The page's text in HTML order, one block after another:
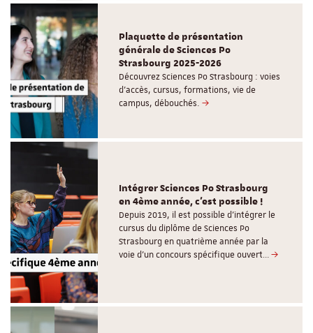
Plaquette de présentation
générale de Sciences Po
Strasbourg 2025-2026
Découvrez Sciences Po Strasbourg : voies
d'accès, cursus, formations, vie de
campus, débouchés.
Intégrer Sciences Po Strasbourg
en 4ème année, c'est possible !
Depuis 2019, il est possible d’intégrer le
cursus du diplôme de Sciences Po
Strasbourg en quatrième année par la
voie d’un concours spécifique ouvert…